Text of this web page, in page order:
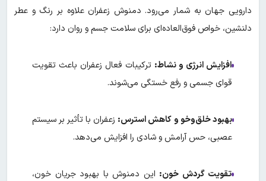
دارویی جهان به شمار می‌رود. دمنوش زعفران علاوه بر رنگ و عطر
دلنشین، خواص فوق‌العاده‌ای برای سلامت جسم و روان دارد:
افزایش انرژی و نشاط: ترکیبات فعال زعفران باعث تقویت
قوای جسمی و رفع خستگی می‌شوند.
بهبود خلق‌وخو و کاهش استرس: زعفران با تأثیر بر سیستم
عصبی، حس آرامش و شادی را افزایش می‌دهد.
تقویت گردش خون: این دمنوش با بهبود جریان خون،